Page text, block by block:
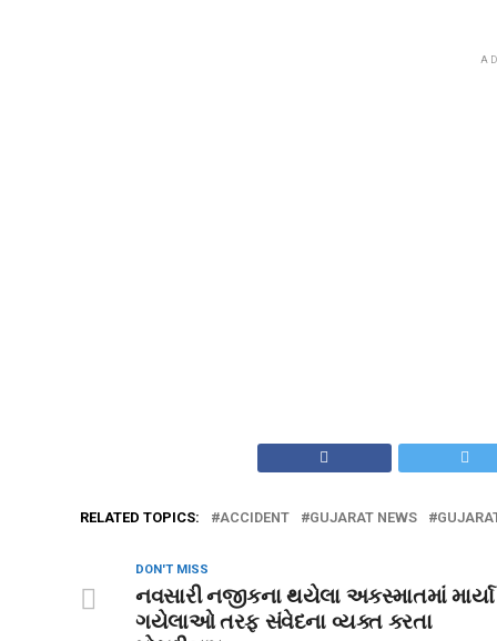
RELATED TOPICS: ACCIDENT GUJARAT NEWS
DON'T MISS
નવસારી નજીકના થયેલા અકસ્માતમાં માર્યા
ગયેલાઓ તરફ સંવેદના વ્યક્ત કરતા